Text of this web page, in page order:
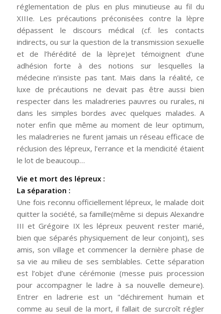
réglementation de plus en plus minutieuse au fil du
XIIIe. Les précautions préconisées contre la lèpre
dépassent le discours médical (cf. les contacts
indirects, ou sur la question de la transmission sexuelle
et de l’hérédité de la lèpre)et témoignent d’une
adhésion forte à des notions sur lesquelles la
médecine n’insiste pas tant. Mais dans la réalité, ce
luxe de précautions ne devait pas être aussi bien
respecter dans les maladreries pauvres ou rurales, ni
dans les simples bordes avec quelques malades. A
noter enfin que même au moment de leur optimum,
les maladreries ne furent jamais un réseau efficace de
réclusion des lépreux, l’errance et la mendicité étaient
le lot de beaucoup…
Vie et mort des lépreux :
La séparation :
Une fois reconnu officiellement lépreux, le malade doit
quitter la société, sa famille(même si depuis Alexandre
III et Grégoire IX les lépreux peuvent rester marié,
bien que séparés physiquement de leur conjoint), ses
amis, son village et commencer la dernière phase de
sa vie au milieu de ses semblables. Cette séparation
est l’objet d’une cérémonie (messe puis procession
pour accompagner le ladre à sa nouvelle demeure).
Entrer en ladrerie est un "déchirement humain et
comme au seuil de la mort, il fallait de surcroît régler